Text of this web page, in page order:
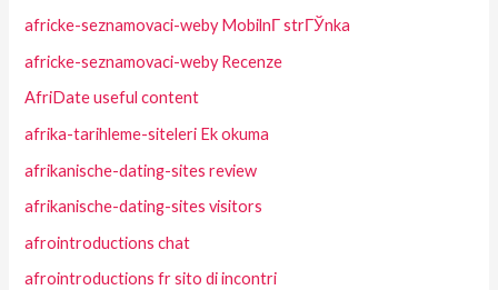
africke-seznamovaci-weby MobilnГ­ strГЎnka
africke-seznamovaci-weby Recenze
AfriDate useful content
afrika-tarihleme-siteleri Ek okuma
afrikanische-dating-sites review
afrikanische-dating-sites visitors
afrointroductions chat
afrointroductions fr sito di incontri